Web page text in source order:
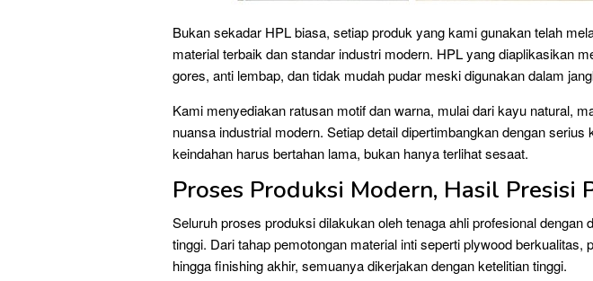
Bukan sekadar HPL biasa, setiap produk yang kami gunakan telah
material terbaik dan standar industri modern. HPL yang diaplikasikan
gores, anti lembap, dan tidak mudah pudar meski digunakan dalam
Kami menyediakan ratusan motif dan warna, mulai dari kayu natural,
nuansa industrial modern. Setiap detail dipertimbangkan dengan
keindahan harus bertahan lama, bukan hanya terlihat sesaat.
Proses Produksi Modern, Hasil Presisi
Seluruh proses produksi dilakukan oleh tenaga ahli profesional dengan
tinggi. Dari tahap pemotongan material inti seperti plywood berkualitas,
hingga finishing akhir, semuanya dikerjakan dengan ketelitian tinggi.